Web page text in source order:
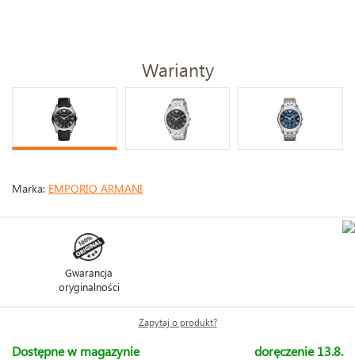
Warianty
Marka: EMPORIO ARMANI
Gwarancja
oryginalności
Zapytaj o produkt?
Dostępne w magazynie
doręczenie 13.8.